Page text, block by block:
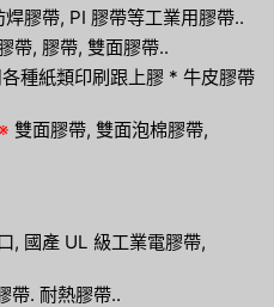
焊膠帶, PI 膠帶等工業用膠帶..
帶, 膠帶, 雙面膠帶..
種紙類印刷跟上膠 * 牛皮膠帶
※ 雙面膠帶, 雙面泡棉膠帶,
, 國產 UL 級工業電膠帶,
帶. 耐熱膠帶..